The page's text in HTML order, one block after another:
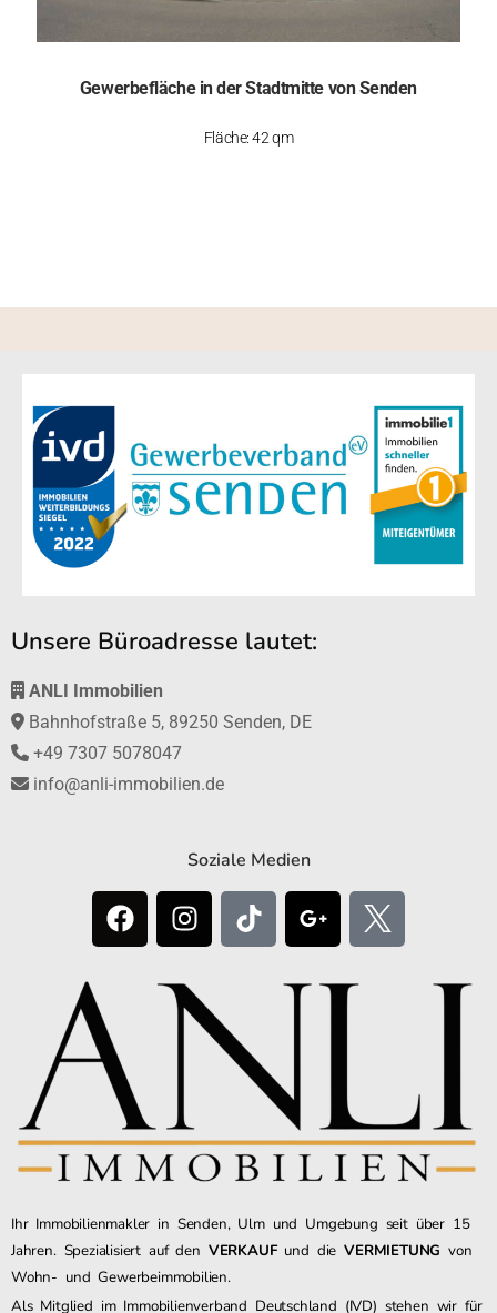
Gewerbefläche in der Stadtmitte von Senden
Fläche: 42 qm
Ihr Immobilienmakler in Senden, Ulm und Umgebung seit über 15
Jahren. Spezialisiert auf den VERKAUFund dieVERMIETUNG von
Wohn- und Gewerbeimmobilien.
Als Mitglied im Immobilienverband Deutschland (IVD) stehen wir für
Unsere Büroadresse lautet:
ANLI Immobilien
Bahnhofstraße 5, 89250 Senden, DE
+49 7307 5078047
info@anli-immobilien.de
Soziale Medien